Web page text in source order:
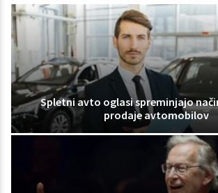
Spletni avto oglasi spreminjajo
prodaje avtomobilov